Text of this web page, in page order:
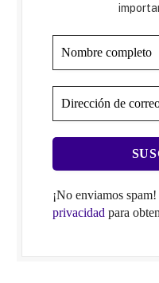
¡No enviamos
privacidad para